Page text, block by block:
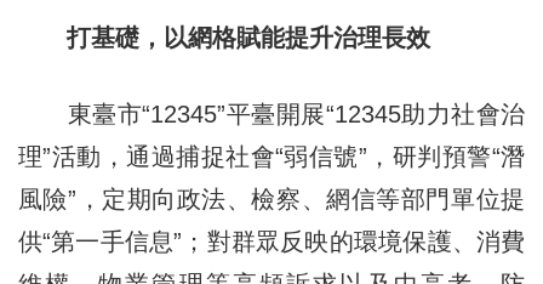
打基礎，以網格賦能提升治理長效
東臺市“12345”平臺開展“12345助力社會治
理”活動，通過捕捉社會“弱信號”，研判預警“潛
風險”，定期向政法、檢察、網信等部門單位提
供“第一手信息”；對群眾反映的環境保護、消費